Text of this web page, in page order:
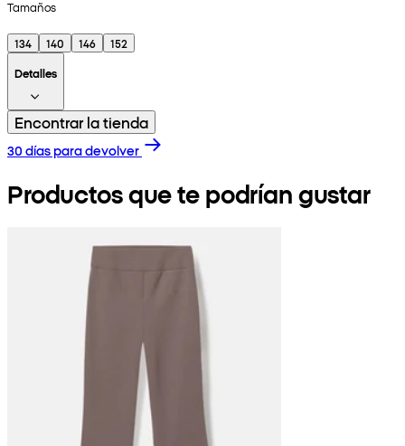
Tamaños
134 140 146
152
Detalles
Encontrar la tienda
30 días para devolver
Productos que te podrían gustar